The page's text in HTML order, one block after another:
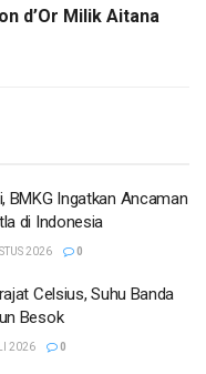
d’Or Milik Aitana
BMKG Ingatkan Ancaman
di Indonesia
2026 0
Celsius, Suhu Banda
Besok
2026 0